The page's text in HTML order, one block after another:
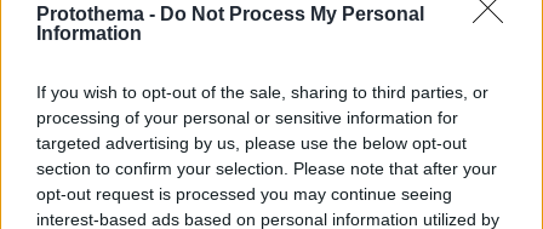
Protothema - Do Not Process My Personal
Information
If you wish to opt-out of the sale, sharing to third parties, or
processing of your personal or sensitive information for
targeted advertising by us, please use the below opt-out
section to confirm your selection. Please note that after your
opt-out request is processed you may continue seeing
interest-based ads based on personal information utilized by
Καλός ο σχεδιασμός, αλλά οι
φωτιές... δεν τον υπολογίζουν
07.08.2026, 06:34
ΣΤΕΛΙΟΣ ΖΩΝΤΟΣ
Μεγάρων. Σαν
περιφέρεια,
γεωπολιτικά,
χρίζει
προβληματισμού
και ειδικής
διαχείρισης, ενώ